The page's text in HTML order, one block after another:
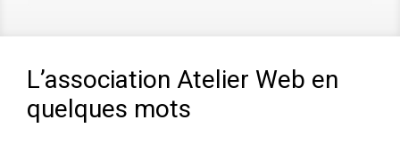
L’association Atelier Web en
quelques mots